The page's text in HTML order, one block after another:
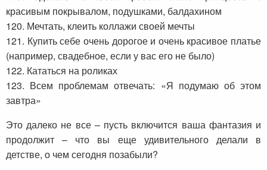
красивым покрывалом, подушками, балдахином
120. Мечтать, клеить коллажи своей мечты
121. Купить себе очень дорогое и очень красивое платье
(например, свадебное, если у вас его не было)
122. Кататься на роликах
123. Всем проблемам отвечать: «Я подумаю об этом
завтра»
Это далеко не все – пусть включится ваша фантазия и
продолжит – что вы еще удивительного делали в
детстве, о чем сегодня позабыли?